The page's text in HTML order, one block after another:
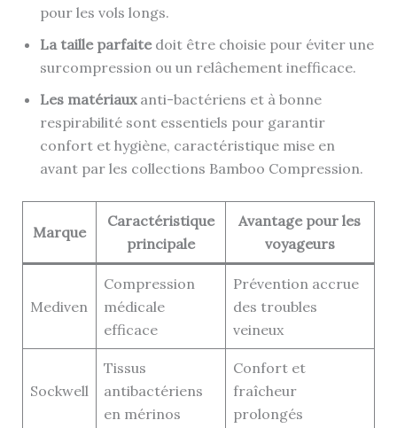
pour les vols longs.
La taille parfaitedoit être choisie pour éviter une
surcompression ou un relâchement inefficace.
Les matériauxanti-bactériens et à bonne
respirabilité sont essentiels pour garantir
confort et hygiène, caractéristique mise en
avant par les collections Bamboo Compression.
Marque
Caractéristique
principale
Avantage pour les
voyageurs
Mediven
Compression
médicale
efficace
Prévention accrue
des troubles
veineux
Sockwell
Tissus
antibactériens
en mérinos
Confort et
fraîcheur
prolongés